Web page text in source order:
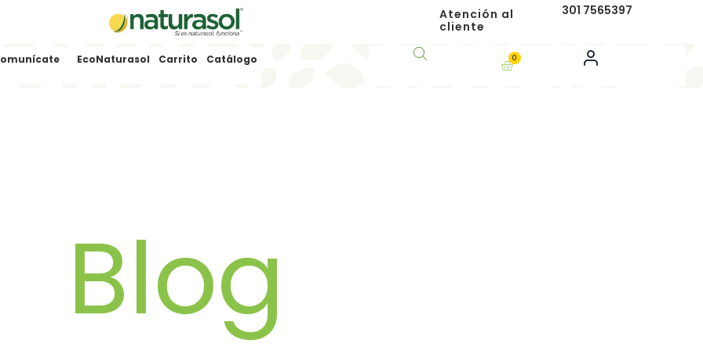
Atención al
cliente
301 7565397
EcoNaturasol Carrito Catálogo 0
Cart
Blog